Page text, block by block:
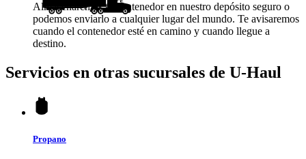
Almacenaremos tu contenedor en nuestro depósito seguro o
podemos enviarlo a cualquier lugar del mundo. Te avisaremos
cuando el contenedor esté en camino y cuando llegue a
destino.
Servicios en otras sucursales de U-Haul
Propano